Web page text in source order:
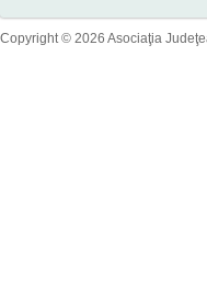
Copyright © 2026 Asociaţia